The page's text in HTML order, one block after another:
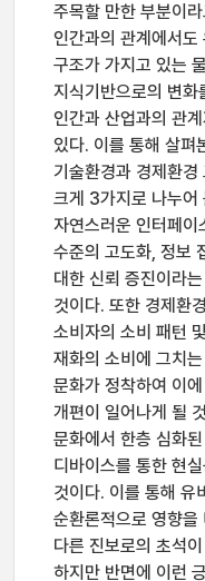
주목할 만한 부분이
인간과의 관계에서도
구조가 가지고 있는
지식기반으로의 변화
인간과 산업과의 관
있다. 이를 통해 살펴
기술환경과 경제환경
크게 3가지로 나누어
자연스러운 인터페이
수준의 고도화, 정보
대한 신뢰 증진이라
것이다. 또한 경제환
소비자의 소비 패턴
재화의 소비에 그치
문화가 정착하여 이
개편이 일어나게 될
문화에서 한층 심화
디바이스를 통한 현
것이다. 이를 통해 유
순환론적으로 영향을
다른 진보로의 초석
하지만 반면에 이런